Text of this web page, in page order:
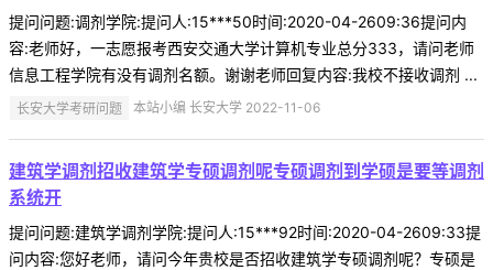
提问问题:调剂学院:提问人:15***50时间:2020-04-2609:36提问内
容:老师好，一志愿报考西安交通大学计算机专业总分333，请问老师
信息工程学院有没有调剂名额。谢谢老师回复内容:我校不接收调剂 ...
长安大学考研问题 本站小编 长安大学 2022-11-06
建筑学调剂招收建筑学专硕调剂呢专硕调剂到学硕是要等调剂
系统开
提问问题:建筑学调剂学院:提问人:15***92时间:2020-04-2609:33提
问内容:您好老师，请问今年贵校是否招收建筑学专硕调剂呢？专硕是